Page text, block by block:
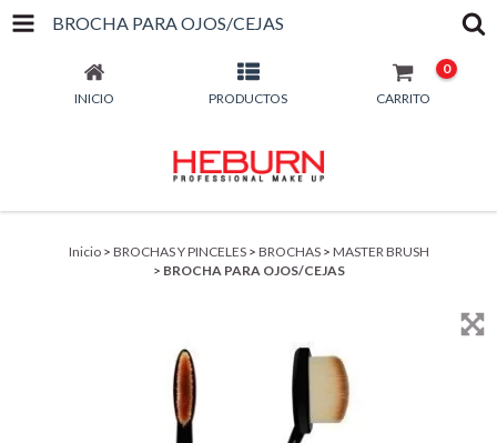
BROCHA PARA OJOS/CEJAS
INICIO PRODUCTOS CARRITO
0
Inicio > BROCHAS Y PINCELES > BROCHAS > MASTER BRUSH
> BROCHA PARA OJOS/CEJAS